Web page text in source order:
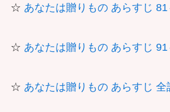
☆ あなたは贈りもの あらすじ
☆ あなたは贈りもの あらすじ
☆ あなたは贈りもの あらすじ 全